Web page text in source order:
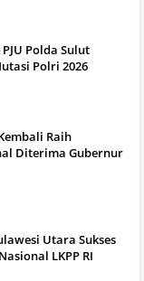
Polda Sulut
Polri 2026
Raih
Diterima Gubernur
Utara Sukses
LKPP RI